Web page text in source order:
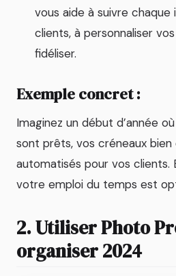
vous aide à suivre
clients, à personnaliser
fidéliser.
Exemple concret :
Imaginez un début d’année
sont prêts, vos créneaux
automatisés pour vos clients.
votre emploi du temps est
2. Utiliser Photo
organiser 2024